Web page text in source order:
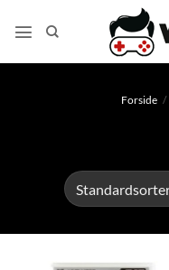
Forside /